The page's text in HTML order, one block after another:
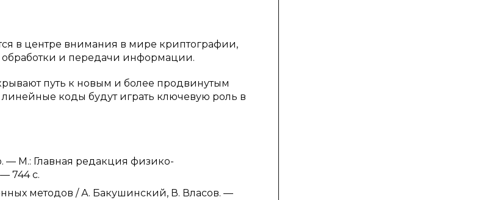
в центре внимания в мире криптографии,
обработки и передачи информации.
путь к новым и более продвинутым
коды будут играть ключевую роль в
— М.: Главная редакция физико-
744 c.
методов / А. Бакушинский, В. Власов. —